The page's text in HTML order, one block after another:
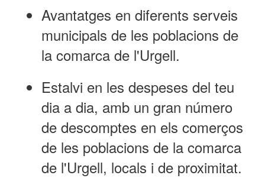
Avantatges en diferents serveis
municipals de les poblacions de
la comarca de l'Urgell.
Estalvi en les despeses del teu
dia a dia, amb un gran número
de descomptes en els comerços
de les poblacions de la comarca
de l'Urgell, locals i de proximitat.